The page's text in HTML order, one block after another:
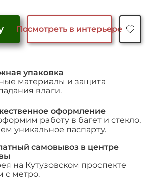
Посмотреть в интерьере
упаковка
материалы и защита
влаги.
оформление
работу в багет и стекло,
уникальное паспарту.
самовывоз в центре
на Кутузовском проспекте
с метро.